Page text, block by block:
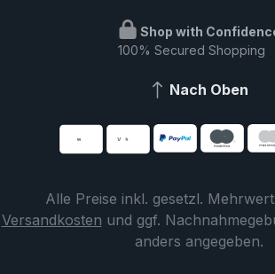
Shop with
100% Secured Shopping
Nach Oben
Alle Preise inkl. gesetzl.
Versandkosten und ggf.
anders angegeben.